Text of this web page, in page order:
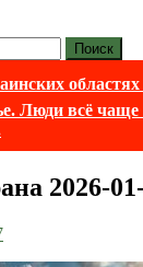
Люди всё
2026-